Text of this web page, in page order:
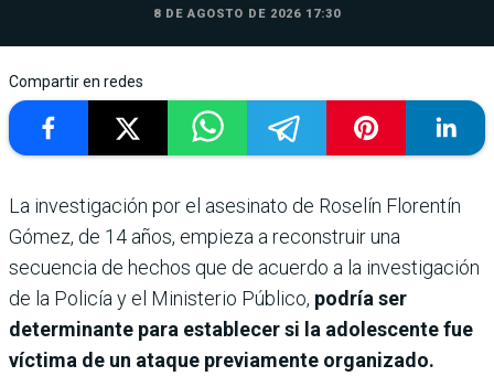
8 DE AGOSTO DE 2026 17:30
Compartir en redes
La investigación por el asesinato de Roselín Florentín
Gómez, de 14 años, empieza a reconstruir una
secuencia de hechos que de acuerdo a la investigación
de la Policía y el Ministerio Público, podría ser
determinante para establecer si la adolescente fue
víctima de un ataque previamente organizado.